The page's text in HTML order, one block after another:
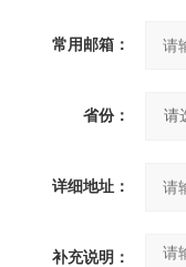
常用邮箱：
省份：
详细地址：
补充说明：